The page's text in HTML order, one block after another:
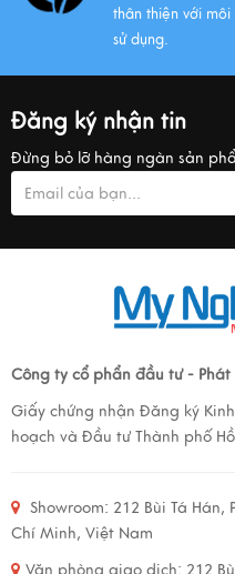
thân thiện với
sử dụng.
Đăng ký nhận tin
Đừng bỏ lỡ hàng ngàn sản
Công ty cổ phẩn đầu tư -
Giấy chứng nhận Đăng ký
hoạch và Đầu tư Thành phố
Showroom: 212 Bùi Tá Hán,
Chí Minh, Việt Nam